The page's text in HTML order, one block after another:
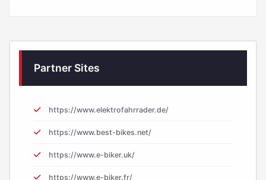
Partner Sites
https://www.elektrofahrrader.de/
https://www.best-bikes.net/
https://www.e-biker.uk/
https://www.e-biker.fr/